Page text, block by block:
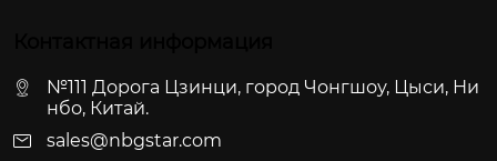
№111 Дорога Цзинци, город Чонгшоу, Цыси, Ни
нбо, Китай.
sales@nbgstar.com